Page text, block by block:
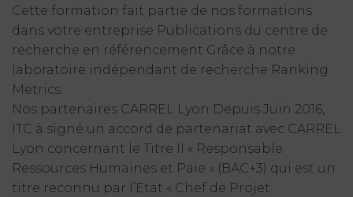
Cette formation fait partie de nos formations
dans votre entreprise Publications du centre de
recherche en référencement Grâce à notre
laboratoire indépendant de recherche Ranking
Metrics.
Nos partenaires CARREL Lyon Depuis Juin 2016,
ITC à signé un accord de partenariat avec CARREL
Lyon concernant le Titre II « Responsable
Ressources Humaines et Paie » (BAC+3) qui est un
titre reconnu par l’Etat « Chef de Projet